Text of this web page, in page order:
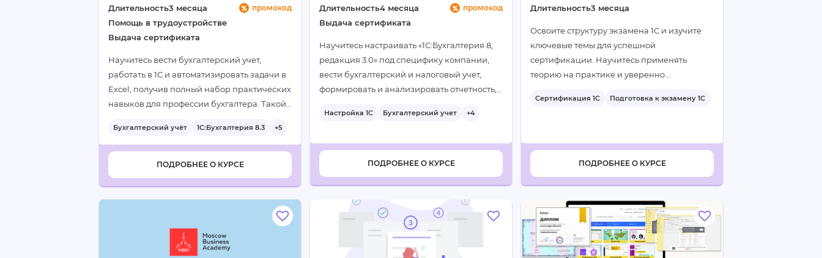
промокод
Длительность3 месяца
Помощь в трудоустройстве
Выдача сертификата
Научитесь вести бухгалтерский учет,
работать в 1С и автоматизировать задачи в
Excel, получив полный набор практических
навыков для профессии бухгалтера. Такой
все необходимые инструменты и…
Бухгалтерский учёт 1С:Бухгалтерия 8.3 +5
ПОДРОБНЕЕ О КУРСЕ
промокод
Длительность4 месяца
Выдача сертификата
Научитесь настраивать «1С:Бухгалтерия 8,
редакция 3.0» под специфику компании,
вести бухгалтерский и налоговый учет,
формировать и анализировать отчетность,
высокую зарплату…
Настройка 1С Бухгалтерский учет +4
ПОДРОБНЕЕ О КУРСЕ
Длительность3 месяца
Освоите структуру экзамена 1С и изучите
ключевые темы для успешной
сертификации. Научитесь применять
теорию на практике и уверенно
Сертификация 1С
Подготовка к экзамену 1С
ПОДРОБНЕЕ О КУРСЕ